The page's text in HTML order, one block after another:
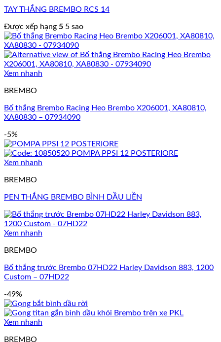
TAY THẮNG BREMBO RCS 14
Được xếp hạng 5 5 sao
Xem nhanh
BREMBO
Bố thắng Brembo Racing Heo Brembo X206001, XA80810,
XA80830 – 07934090
-5%
Xem nhanh
BREMBO
PEN THẮNG BREMBO BÌNH DẦU LIỀN
Xem nhanh
BREMBO
Bố thắng trước Brembo 07HD22 Harley Davidson 883, 1200
Custom – 07HD22
-49%
Xem nhanh
BREMBO